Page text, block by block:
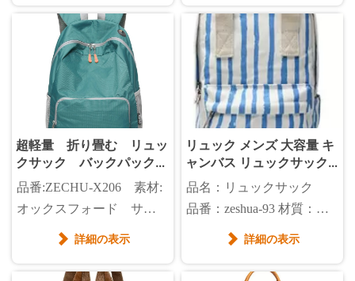
30*15*45㎝
超軽量 折り畳む リュッ
クサック バックパック
登山バッグ
品番:ZECHU-X206 素材:
オックスフォード サイ
ズ:広さ29*高さ42*マチ
 詳細の表示
リュック メンズ 大容量 キ
ャンバス リュックサック
バックパック カジュアル
品名：リュックサック
品番：zeshua-93 材質：純
綿帆布 色： 白、黒、グ
ズ：高さ41cm/横幅32cm/奥
 詳細の表示